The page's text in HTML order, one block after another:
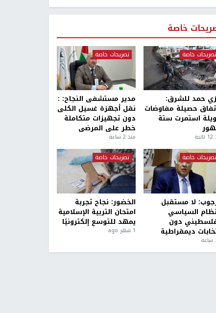
خاصة
تصريحات خاصة
حمد للشرق:
حصيلة مفاوضات
استمرت ستة
تصريحات خاصة
مدير مستشفى النجاح: :
نقل أجهزة غسيل الكلى
دون تجهيزات متكاملة
خطر على المرضى
منذ 2 ساعة
تصريحات خاصة
لا مستقبل
السياسي
دون
ديمقراطية
ساعة
تصريحات خاصة
الخضور: نجاح تجربة
امتحان التربية الإسلامية
يمهد للتوسع إلكترونيًا
1 شهر ago